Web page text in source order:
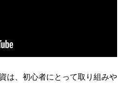
は、初心者にとって取り組みや